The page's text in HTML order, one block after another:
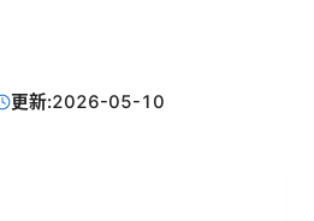
更新:2026-05-10